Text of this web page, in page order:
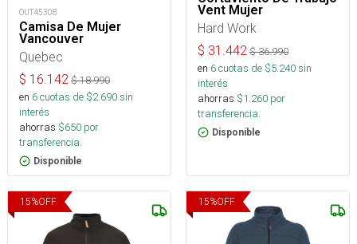
OUT45308
Camisa De Mujer
Vancouver
Quebec
$ 16.142 $18.990
en 6cuotas de $2.690sin
interés
ahorras $650 por
transferencia.
Disponible
Vent Mujer
Hard Work
$ 31.442 $36.990
en 6cuotas de $5.240sin
interés
ahorras $1.260 por
transferencia.
Disponible
15%OFF 15%OFF